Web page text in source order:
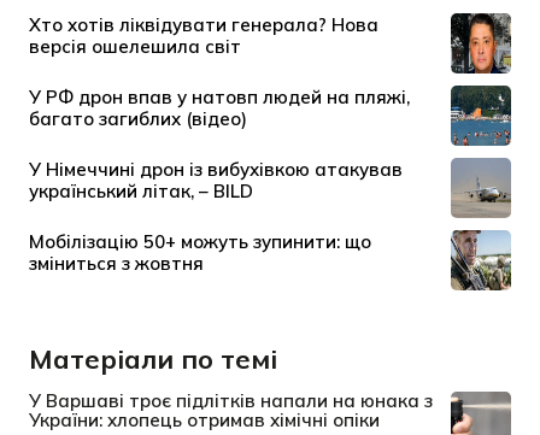
Матеріали по темі
У Варшаві троє підлітків напали на юнака з
України: хлопець отримав хімічні опіки